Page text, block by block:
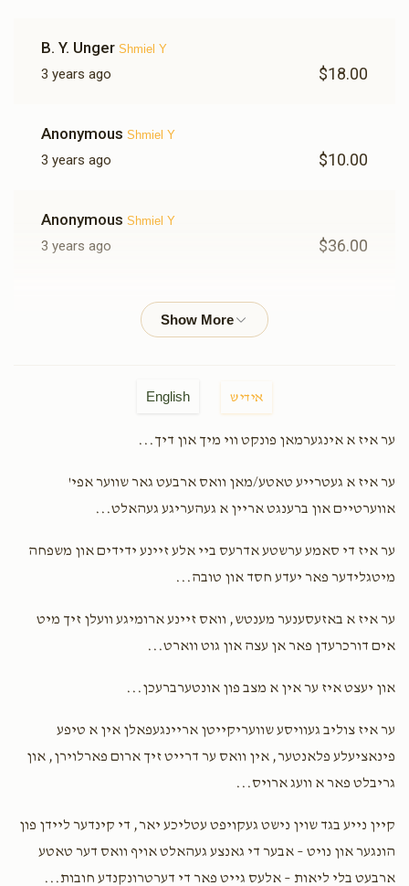
B. Y. Unger Shmiel Y
3 years ago $18.00
Anonymous Shmiel Y
3 years ago $10.00
Anonymous Shmiel Y
3 years ago $36.00
Yakov GalitzkyShmiel Y
$36.00
Shulem BistonShmiel Y
3 years ago $1,000.00
English אידיש
ער איז א אינגערמאן פונקט ווי מיך און דיך...
ער איז א געטרייע טאטע/מאן וואס ארבעט גאר שווער אפי'
אווערטיים און ברענגט אריין א געהעריגע געהאלט...
ער איז די סאמע ערשטע אדרעס ביי אלע זיינע ידידים און משפחה
מיטגלידער פאר יעדע חסד און טובה...
ער איז א באזעסענער מענטש, וואס זיינע ארומיגע וועלן זיך מיט
אים דורכרעדן פאר אן עצה און גוט ווארט...
און יעצט איז ער אין א מצב פון אונטערברעכן...
ער איז צוליב געוויסע שוועריקייטן אריינגעפאלן אין א טיפע
פינאציעלע פלאנטער, אין וואס ער דרייט זיך ארום פארלוירן, און
גריבלט פאר א וועג ארויס...
קיין נייע בגד שוין נישט געקויפט עטליכע יאר, די קינדער ליידן פון
הונגער און נויט – אבער די גאנצע געהאלט אויף וואס דער טאטע
ארבעט בלי ליאות – אלעס גייט פאר די דערטרונקנדע חובות...